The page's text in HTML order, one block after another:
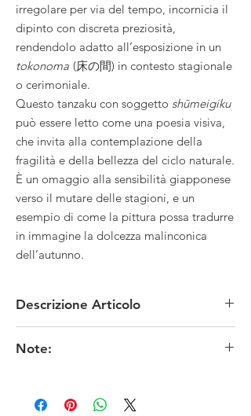
irregolare per via del tempo, incornicia il
dipinto con discreta preziosità,
rendendolo adatto all’esposizione in un
tokonoma (床の間) in contesto stagionale
o cerimoniale.
Questo tanzaku con soggetto shūmeigiku
può essere letto come una poesia visiva,
che invita alla contemplazione della
fragilità e della bellezza del ciclo naturale.
È un omaggio alla sensibilità giapponese
verso il mutare delle stagioni, e un
esempio di come la pittura possa tradurre
in immagine la dolcezza malinconica
dell’autunno.
Descrizione Articolo
TECNICA: pittura
Note:
※お色は、素人撮影ですので表現出来ていない